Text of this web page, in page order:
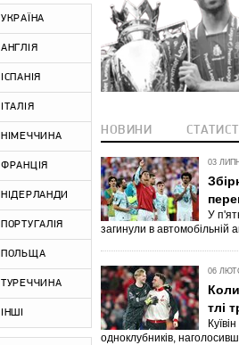
УКРАЇНА
АНГЛІЯ
ІСПАНІЯ
ІТАЛІЯ
НІМЕЧЧИНА
ФРАНЦІЯ
НІДЕРЛАНДИ
ПОРТУГАЛІЯ
ПОЛЬЩА
ТУРЕЧЧИНА
ІНШІ
НОВИНИ
03
У
загинули в автомобільній
06
тлі
одноклубників,